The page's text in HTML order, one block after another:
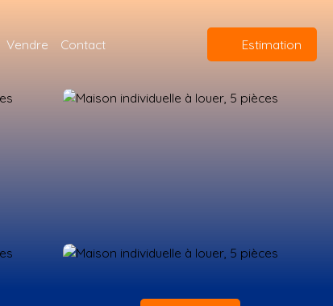
Vendre Contact Estimation